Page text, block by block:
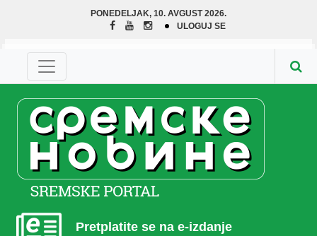
PONEDELJAK, 10. AVGUST 2026.
ULOGUJ SE
Pretplatite se na e-izdanje